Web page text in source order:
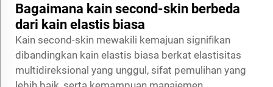
Bagaimana kain second-skin berbeda
dari kain elastis biasa
Kain second-skin mewakili kemajuan signifikan
dibandingkan kain elastis biasa berkat elastisitas
multidireksional yang unggul, sifat pemulihan yang